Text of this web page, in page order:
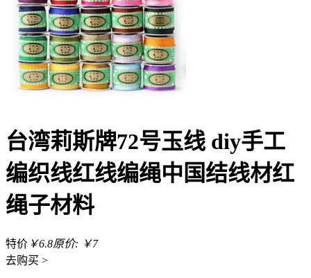
台湾莉斯牌72号玉线 diy手工
编织线红线编绳中国结线材红
绳子材料
特价 ￥6.8原价: ￥7
去购买 >